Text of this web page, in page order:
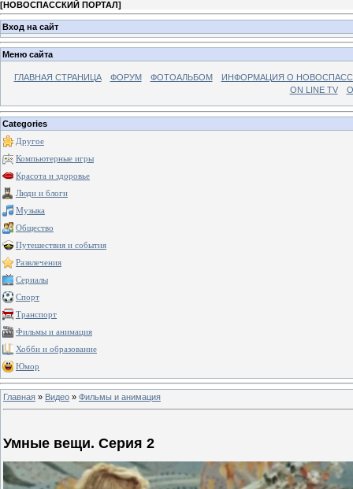
[НОВОСПАССКИЙ ПОРТАЛ]
Вход на сайт
Меню сайта
ГЛАВНАЯ СТРАНИЦА ФОРУМ ФОТОАЛЬБОМ
ИНФОРМАЦИЯ О
ON LINE TV
Categories
Другое
Компьютерные игры
Красота и здоровье
Люди и блоги
Музыка
Общество
Путешествия и события
Развлечения
Сериалы
Спорт
Транспорт
Фильмы и анимация
Хобби и образование
Юмор
Главная » Видео » Фильмы и анимация
Умные вещи. Серия 2